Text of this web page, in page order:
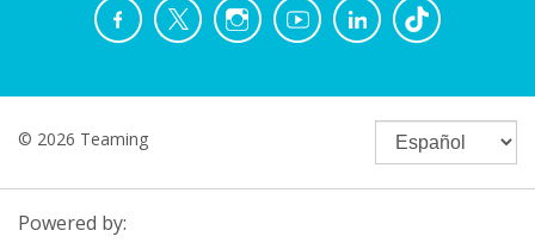
© 2026 Teaming
Powered by: